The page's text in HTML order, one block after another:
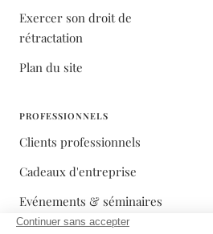
Exercer son droit de
rétractation
Plan du site
PROFESSIONNELS
Clients professionnels
Cadeaux d'entreprise
Evénements & séminaires